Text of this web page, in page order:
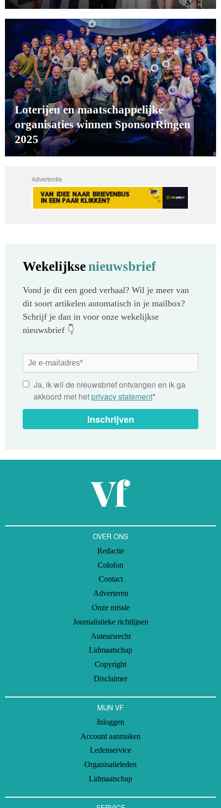
Loterijen en maatschappelijke
organisaties winnen SponsorRingen
2025
Advertentie
Wekelijksenieuwsbrief
Vond je dit een goed verhaal? Wil je meer van
dit soort artikelen automatisch in je mailbox?
Schrijf je dan in voor onze wekelijkse
nieuwsbrief 👇
Ja, ik wil de nieuwsbrief ontvangen en ik ga
akkoord met het privacy statement*
Inschrijven
OVER ONS
Redactie
Colofon
Contact
Adverteren
Onze missie
Journalistieke richtlijnen
Auteursrecht
Lidmaatschap
Copyright
Disclaimer
MIJN VF
Inloggen
Account aanmaken
Ledenservice
Organisatieleden
Lidmaatschap